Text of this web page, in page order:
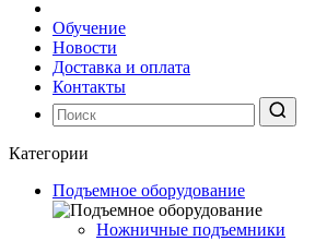
Обучение
Новости
Доставка и оплата
Контакты
Категории
Подъемное оборудование
Ножничные подъемники